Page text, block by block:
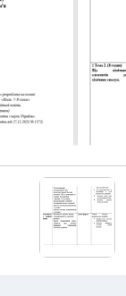
ПРЕДМЕТІВ